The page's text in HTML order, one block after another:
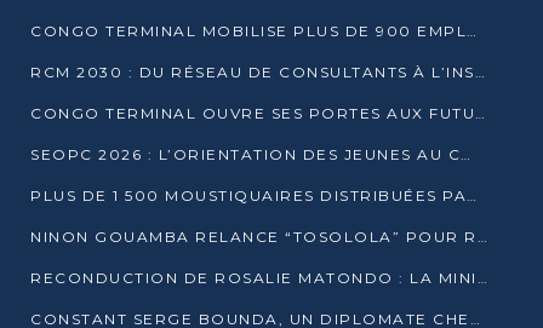
CONGO TERMINAL MOBILISE PLUS DE 900 EMPLOYÉS AUTOUR DE LA SÉCURITÉ AU TRAVAIL
RCM 2030 : DU RÉSEAU DE CONSULTANTS À L’INSTRUMENT DE PUISSANCE EN AFRIQUE FRANCOPHONE
CONGO TERMINAL OUVRE SES PORTES AUX FUTURS INGÉNIEURS AU FORUM DES MÉTIERS D’UCAC-ICAM
SEOPC 2026 : L’ORIENTATION DES JEUNES AU CŒUR DE LA DEUXIÈME ÉDITION
PLUS DE 1 500 MOUSTIQUAIRES DISTRIBUÉES PAR AGL ET CONGO TERMINAL DANS LA LUTTE CONTRE LE PALUDISME
NINON GOUAMBA RELANCE “TOSOLOLA” POUR RENFORCER LE DIALOGUE AVEC LES CITOYENS
RECONDUCTION DE ROSALIE MATONDO : LA MINISTRE PROMET D’ACCÉLÉRER LE TRAITEMENT DES DOSSIERS ET DE RELEVER DE NOUVEAUX DÉFIS
CONSTANT SERGE BOUNDA, UN DIPLOMATE CHEVRONNÉ AUX COMMANDES DES AFFAIRES ÉTRANGÈRES